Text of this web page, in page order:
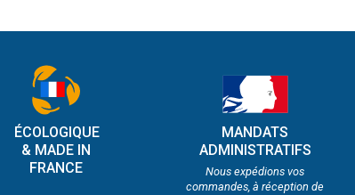
ÉCOLOGIQUE
& MADE IN
FRANCE
MANDATS
ADMINISTRATIFS
Nous expédions vos
commandes, à réception de